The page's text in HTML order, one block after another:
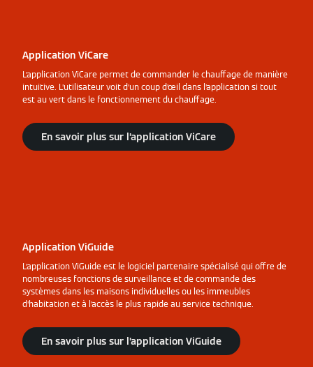
Application ViCare
L’application ViCare permet de commander le chauffage de manière
intuitive. L’utilisateur voit d’un coup d’œil dans l’application si tout
est au vert dans le fonctionnement du chauffage.
En savoir plus sur l’application ViCare
Application ViGuide
L’application ViGuide est le logiciel partenaire spécialisé qui offre de
nombreuses fonctions de surveillance et de commande des
systèmes dans les maisons individuelles ou les immeubles
d’habitation et à l’accès le plus rapide au service technique.
En savoir plus sur l’application ViGuide